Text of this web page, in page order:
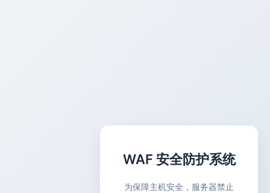
WAF 安全防护系统
为保障主机安全，服务器禁止